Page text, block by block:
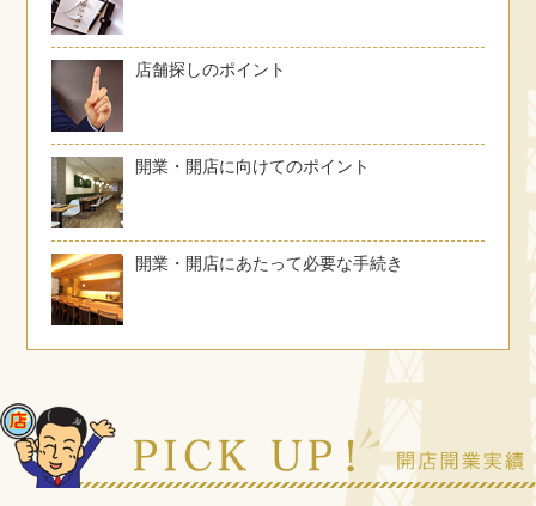
店舗探しのポイント
開業・開店に向けてのポイント
開業・開店にあたって必要な手続き